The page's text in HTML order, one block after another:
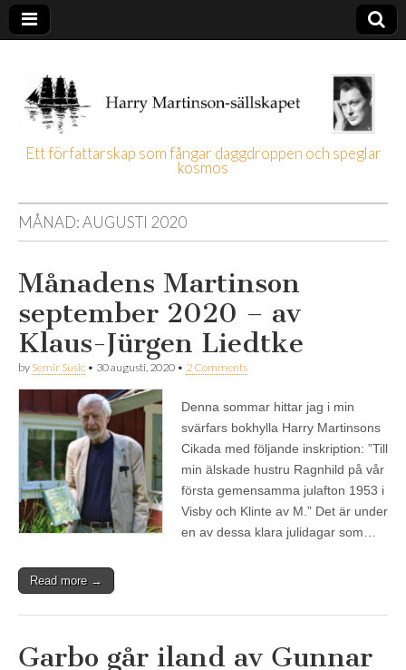
Harry
Martinson-
sällskapet
Ett författarskap som fångar daggdroppen och speglar
kosmos
MÅNAD:AUGUSTI 2020
Månadens Martinson
september 2020 – av
Klaus-Jürgen Liedtke
by Semir Susic • 30 augusti, 2020 • 2 Comments
Denna sommar hittar jag i min
svärfars bokhylla Harry Martinsons
Cikada med följande inskription: ”Till
min älskade hustru Ragnhild på vår
första gemensamma julafton 1953 i
Visby och Klinte av M.” Det är under
en av dessa klara julidagar som…
Read more →
Garbo går iland av Gunnar